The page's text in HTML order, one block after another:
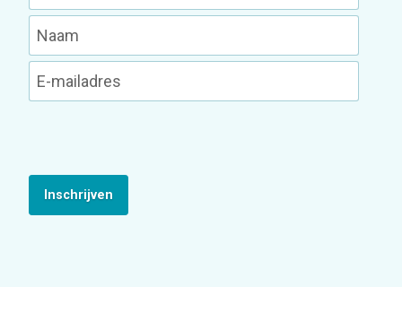
Inschrijven